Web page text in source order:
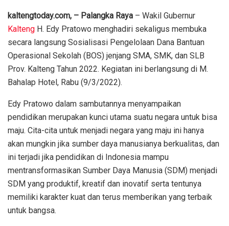
kaltengtoday.com, – Palangka Raya – Wakil Gubernur
Kalteng H. Edy Pratowo menghadiri sekaligus membuka
secara langsung Sosialisasi Pengelolaan Dana Bantuan
Operasional Sekolah (BOS) jenjang SMA, SMK, dan SLB
Prov. Kalteng Tahun 2022. Kegiatan ini berlangsung di M.
Bahalap Hotel, Rabu (9/3/2022).
Edy Pratowo dalam sambutannya menyampaikan
pendidikan merupakan kunci utama suatu negara untuk bisa
maju. Cita-cita untuk menjadi negara yang maju ini hanya
akan mungkin jika sumber daya manusianya berkualitas, dan
ini terjadi jika pendidikan di Indonesia mampu
mentransformasikan Sumber Daya Manusia (SDM) menjadi
SDM yang produktif, kreatif dan inovatif serta tentunya
memiliki karakter kuat dan terus memberikan yang terbaik
untuk bangsa.